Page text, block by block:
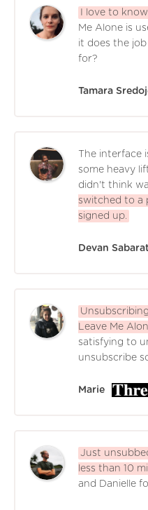
I love to
Me Alone is
it does the
for?
Tamara
The interface
some heavy
didn't think
switched to a
signed up.
Devan
Leave Me
satisfying to
unsubscribe
Marie
Just
less than 10
and Danielle